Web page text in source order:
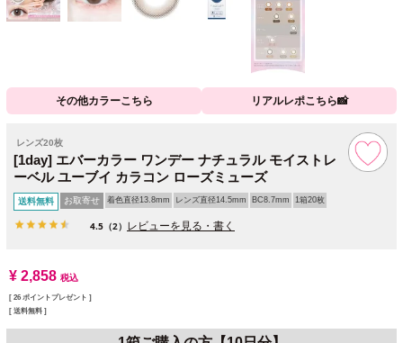
その他カラーこちら リアルレポこちら📸
レンズ20枚
[1day] エバーカラー ワンデー ナチュラル モイストレ
ーベル ユーブイ カラコン ローズミューズ
送料無料 お取寄せ 着色直径13.8mm レンズ直径14.5mm BC8.7mm 1箱20枚
4.5 （2） レビューを見る・書く
¥ 2,858 税込
[ 26 ポイントプレゼント ]
送料無料